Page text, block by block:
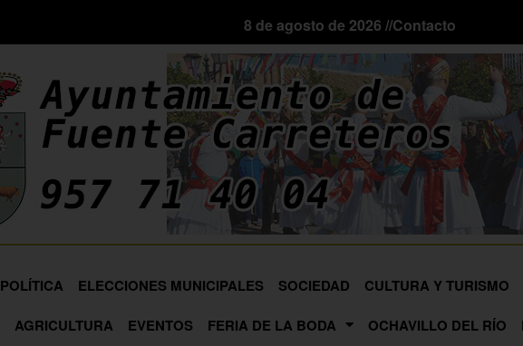
8 de agosto de 2026 //Contacto
POLÍTICA ELECCIONES MUNICIPALES SOCIEDAD CULTURA Y TURISMO
AGRICULTURA
EVENTOS FERIA DE LA BODA OCHAVILLO DEL RÍO